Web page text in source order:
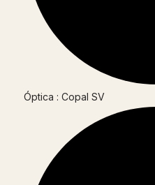
Óptica : Copal SV